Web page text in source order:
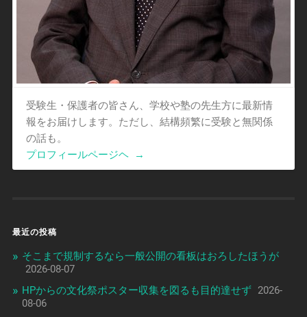
受験生・保護者の皆さん、学校や塾の先生方に最新情
報をお届けします。ただし、結構頻繁に受験と無関係
の話も。
プロフィールページヘ
→
最近の投稿
そこまで規制するなら一般公開の看板はおろしたほうが
2026-08-07
HPからの文化祭ポスター収集を図るも目的達せず 2026-
08-06